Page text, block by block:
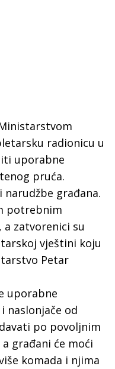
radionicu u
uporabne
pruća.
građana.
potrebnim
a zatvorenici su
vještini koju
Petar
uporabne
naslonjače od
po povoljnim
građani će moći
komada i njima